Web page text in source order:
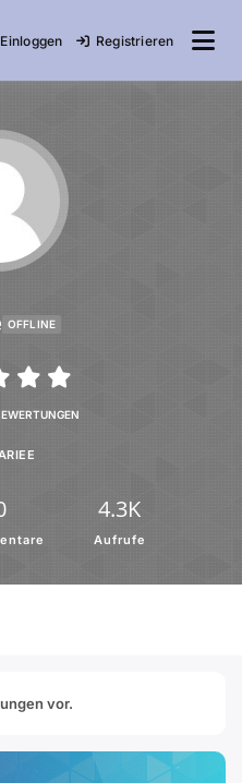
Einloggen Registrieren
OFFLINE
4.3K
Aufrufe
vor.